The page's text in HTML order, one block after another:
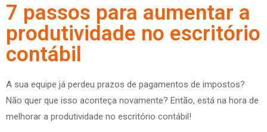
7 passos para aumentar a
produtividade no escritório
contábil
A sua equipe já perdeu prazos de pagamentos de impostos?
Não quer que isso aconteça novamente? Então, está na hora de
melhorar a produtividade no escritório contábil!